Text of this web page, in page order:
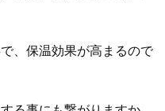
、保温効果が高まるので